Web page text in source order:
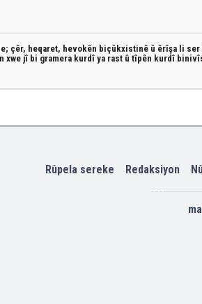
çêr, heqaret, hevokên biçûkxistinê û êrîşa li ser
xwe jî bi gramera kurdî ya rast û tîpên kurdî
Rûpela sereke Redaksiyon